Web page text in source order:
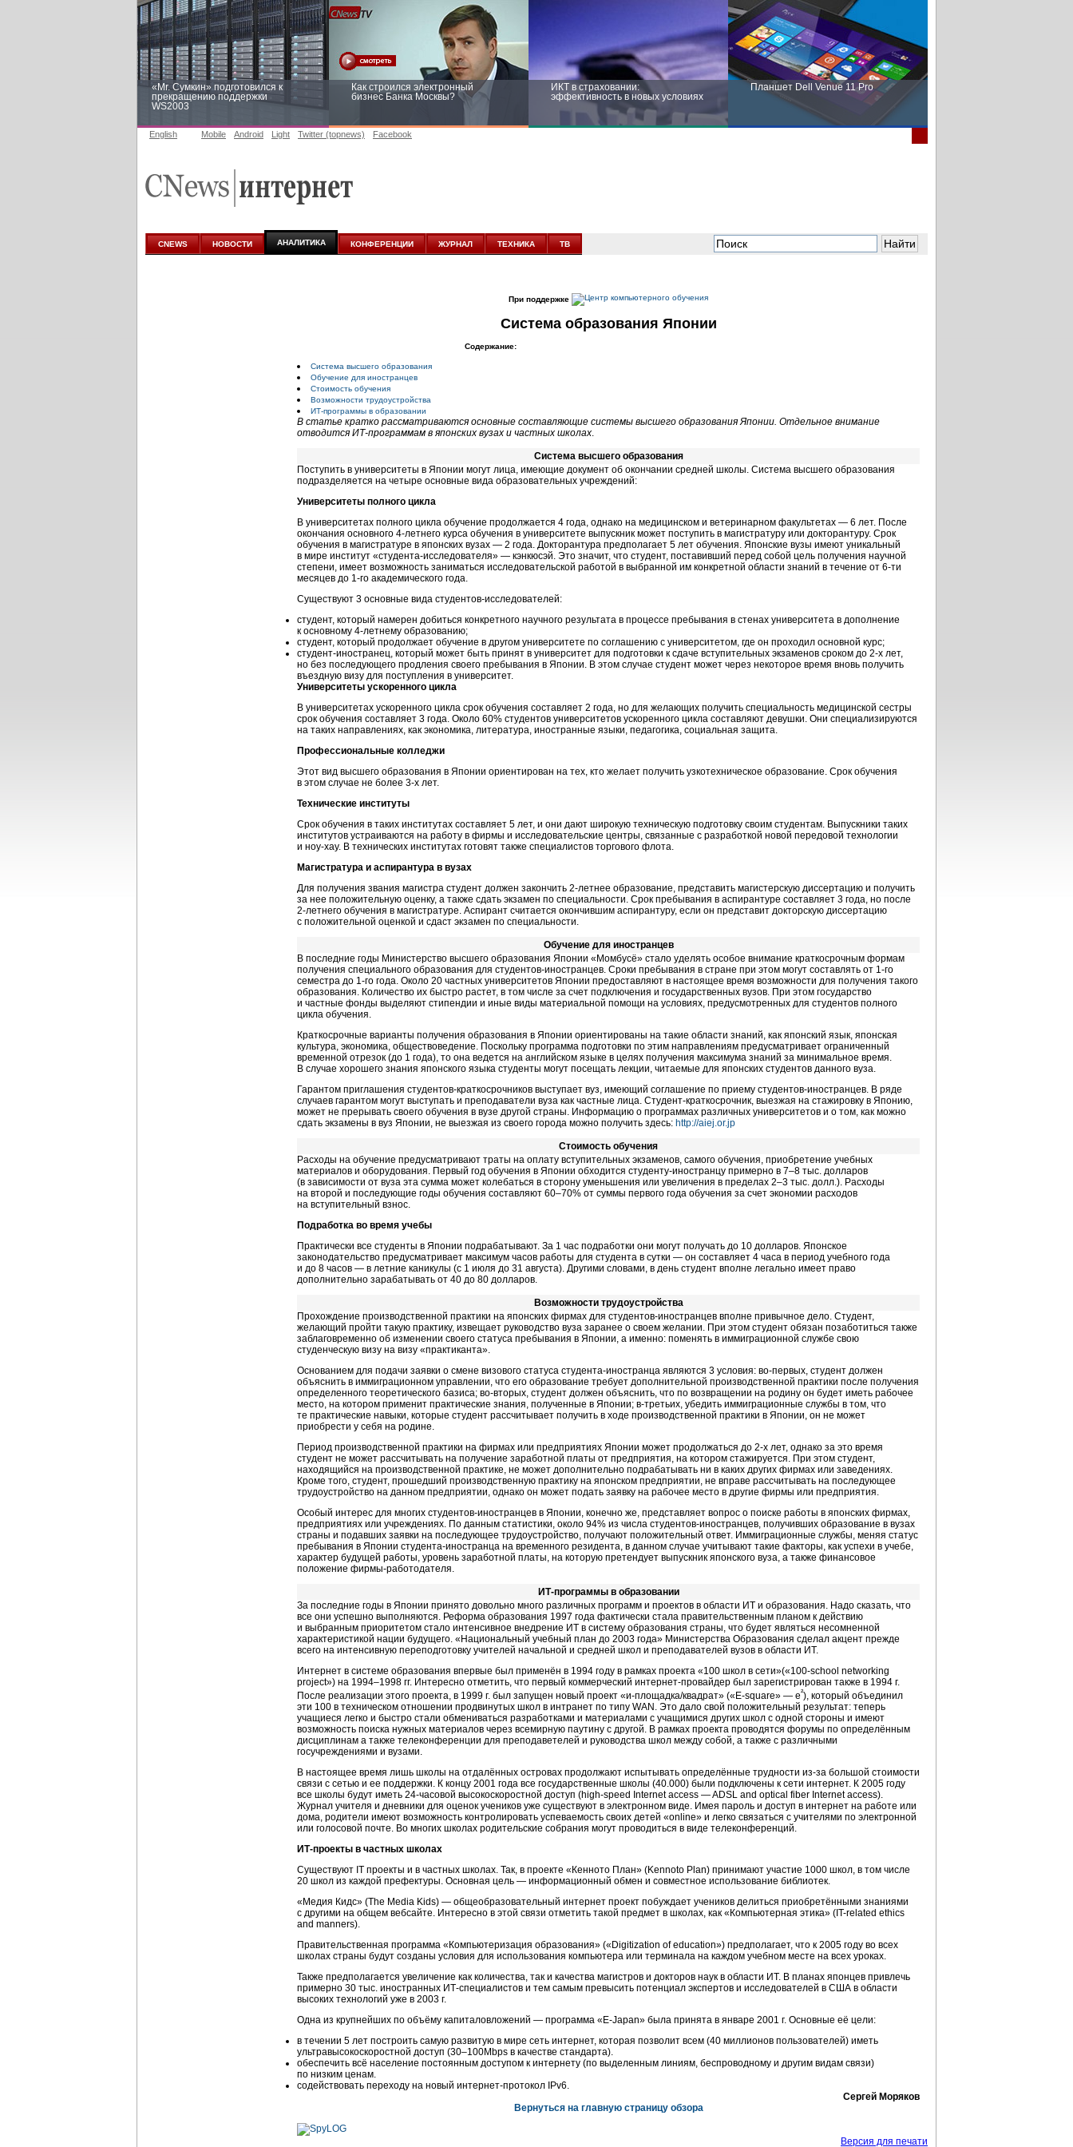
«Mr. Сумкин» подготовился к
прекращению поддержки
WS2003
Как строился электронный
бизнес Банка Москвы?
ИКТ в страховании:
эффективность в новых условиях
Планшет Dell Venue 11 Pro
аналитике
новых условиях
English Mobile Android Light Twitter (topnews) Facebook
CNEWS НОВОСТИ АНАЛИТИКА КОНФЕРЕНЦИИ ЖУРНАЛ ТЕХНИКА ТВ
При поддержке
Система образования Японии
Содержание:
Система высшего образования
Обучение для иностранцев
Стоимость обучения
Возможности трудоустройства
ИТ-программы в образовании
В статье кратко рассматриваются основные составляющие системы высшего образования Японии. Отдельное внимание
отводится ИТ-программам в японских вузах и частных школах.
Система высшего образования
Поступить в университеты в Японии могут лица, имеющие документ об окончании средней школы. Система высшего образования
подразделяется на четыре основные вида образовательных учреждений:
Университеты полного цикла
В университетах полного цикла обучение продолжается 4 года, однако на медицинском и ветеринарном факультетах — 6 лет. После
окончания основного 4-летнего курса обучения в университете выпускник может поступить в магистратуру или докторантуру. Срок
обучения в магистратуре в японских вузах — 2 года. Докторантура предполагает 5 лет обучения. Японские вузы имеют уникальный
в мире институт «студента-исследователя» — кэнкюсэй. Это значит, что студент, поставивший перед собой цель получения научной
степени, имеет возможность заниматься исследовательской работой в выбранной им конкретной области знаний в течение от 6-ти
месяцев до 1-го академического года.
Существуют 3 основные вида студентов-исследователей:
студент, который намерен добиться конкретного научного результата в процессе пребывания в стенах университета в дополнение
к основному 4-летнему образованию;
студент, который продолжает обучение в другом университете по соглашению с университетом, где он проходил основной курс;
студент-иностранец, который может быть принят в университет для подготовки к сдаче вступительных экзаменов сроком до 2-х лет,
но без последующего продления своего пребывания в Японии. В этом случае студент может через некоторое время вновь получить
въездную визу для поступления в университет.
Университеты ускоренного цикла
В университетах ускоренного цикла срок обучения составляет 2 года, но для желающих получить специальность медицинской сестры
срок обучения составляет 3 года. Около 60% студентов университетов ускоренного цикла составляют девушки. Они специализируются
на таких направлениях, как экономика, литература, иностранные языки, педагогика, социальная защита.
Профессиональные колледжи
Этот вид высшего образования в Японии ориентирован на тех, кто желает получить узкотехническое образование. Срок обучения
в этом случае не более 3-х лет.
Технические институты
Срок обучения в таких институтах составляет 5 лет, и они дают широкую техническую подготовку своим студентам. Выпускники таких
институтов устраиваются на работу в фирмы и исследовательские центры, связанные с разработкой новой передовой технологии
и ноу-хау. В технических институтах готовят также специалистов торгового флота.
Магистратура и аспирантура в вузах
Для получения звания магистра студент должен закончить 2-летнее образование, представить магистерскую диссертацию и получить
за нее положительную оценку, а также сдать экзамен по специальности. Срок пребывания в аспирантуре составляет 3 года, но после
2-летнего обучения в магистратуре. Аспирант считается окончившим аспирантуру, если он представит докторскую диссертацию
с положительной оценкой и сдаст экзамен по специальности.
Обучение для иностранцев
В последние годы Министерство высшего образования Японии «Момбусё» стало уделять особое внимание краткосрочным формам
получения специального образования для студентов-иностранцев. Сроки пребывания в стране при этом могут составлять от 1-го
семестра до 1-го года. Около 20 частных университетов Японии предоставляют в настоящее время возможности для получения такого
образования. Количество их быстро растет, в том числе за счет подключения и государственных вузов. При этом государство
и частные фонды выделяют стипендии и иные виды материальной помощи на условиях, предусмотренных для студентов полного
цикла обучения.
Краткосрочные варианты получения образования в Японии ориентированы на такие области знаний, как японский язык, японская
культура, экономика, обществоведение. Поскольку программа подготовки по этим направлениям предусматривает ограниченный
временной отрезок (до 1 года), то она ведется на английском языке в целях получения максимума знаний за минимальное время.
В случае хорошего знания японского языка студенты могут посещать лекции, читаемые для японских студентов данного вуза.
Гарантом приглашения студентов-краткосрочников выступает вуз, имеющий соглашение по приему студентов-иностранцев. В ряде
случаев гарантом могут выступать и преподаватели вуза как частные лица. Студент-краткосрочник, выезжая на стажировку в Японию,
может не прерывать своего обучения в вузе другой страны. Информацию о программах различных университетов и о том, как можно
сдать экзамены в вуз Японии, не выезжая из своего города можно получить здесь: http://aiej.or.jp
Стоимость обучения
Расходы на обучение предусматривают траты на оплату вступительных экзаменов, самого обучения, приобретение учебных
материалов и оборудования. Первый год обучения в Японии обходится студенту-иностранцу примерно в 7–8 тыс. долларов
(в зависимости от вуза эта сумма может колебаться в сторону уменьшения или увеличения в пределах 2–3 тыс. долл.). Расходы
на второй и последующие годы обучения составляют 60–70% от суммы первого года обучения за счет экономии расходов
на вступительный взнос.
Подработка во время учебы
Практически все студенты в Японии подрабатывают. За 1 час подработки они могут получать до 10 долларов. Японское
законодательство предусматривает максимум часов работы для студента в сутки — он составляет 4 часа в период учебного года
и до 8 часов — в летние каникулы (с 1 июля до 31 августа). Другими словами, в день студент вполне легально имеет право
дополнительно зарабатывать от 40 до 80 долларов.
Возможности трудоустройства
Прохождение производственной практики на японских фирмах для студентов-иностранцев вполне привычное дело. Студент,
желающий пройти такую практику, извещает руководство вуза заранее о своем желании. При этом студент обязан позаботиться также
заблаговременно об изменении своего статуса пребывания в Японии, а именно: поменять в иммиграционной службе свою
студенческую визу на визу «практиканта».
Основанием для подачи заявки о смене визового статуса студента-иностранца являются 3 условия: во-первых, студент должен
объяснить в иммиграционном управлении, что его образование требует дополнительной производственной практики после получения
определенного теоретического базиса; во-вторых, студент должен объяснить, что по возвращении на родину он будет иметь рабочее
место, на котором применит практические знания, полученные в Японии; в-третьих, убедить иммиграционные службы в том, что
те практические навыки, которые студент рассчитывает получить в ходе производственной практики в Японии, он не может
приобрести у себя на родине.
Период производственной практики на фирмах или предприятиях Японии может продолжаться до 2-х лет, однако за это время
студент не может рассчитывать на получение заработной платы от предприятия, на котором стажируется. При этом студент,
находящийся на производственной практике, не может дополнительно подрабатывать ни в каких других фирмах или заведениях.
Кроме того, студент, прошедший производственную практику на японском предприятии, не вправе рассчитывать на последующее
трудоустройство на данном предприятии, однако он может подать заявку на рабочее место в другие фирмы или предприятия.
Особый интерес для многих студентов-иностранцев в Японии, конечно же, представляет вопрос о поиске работы в японских фирмах,
предприятиях или учреждениях. По данным статистики, около 94% из числа студентов-иностранцев, получивших образование в вузах
страны и подавших заявки на последующее трудоустройство, получают положительный ответ. Иммиграционные службы, меняя статус
пребывания в Японии студента-иностранца на временного резидента, в данном случае учитывают такие факторы, как успехи в учебе,
характер будущей работы, уровень заработной платы, на которую претендует выпускник японского вуза, а также финансовое
положение фирмы-работодателя.
ИТ-программы в образовании
За последние годы в Японии принято довольно много различных программ и проектов в области ИТ и образования. Надо сказать, что
все они успешно выполняются. Реформа образования 1997 года фактически стала правительственным планом к действию
и выбранным приоритетом стало интенсивное внедрение ИТ в систему образования страны, что будет являться несомненной
характеристикой нации будущего. «Национальный учебный план до 2003 года» Министерства Образования сделал акцент прежде
всего на интенсивную переподготовку учителей начальной и средней школ и преподавателей вузов в области ИТ.
Интернет в системе образования впервые был применён в 1994 году в рамках проекта «100 школ в сети»(«100-school networking
project») на 1994–1998 гг. Интересно отметить, что первый коммерческий интернет-провайдер был зарегистрирован также в 1994 г.
После реализации этого проекта, в 1999 г. был запущен новый проект «и-площадка/квадрат» («E-square» — е²), который объединил
эти 100 в техническом отношении продвинутых школ в интранет по типу WAN. Это дало свой положительный результат: теперь
учащиеся легко и быстро стали обмениваться разработками и материалами с учащимися других школ с одной стороны и имеют
возможность поиска нужных материалов через всемирную паутину с другой. В рамках проекта проводятся форумы по определённым
дисциплинам а также телеконференции для преподаветелей и руководства школ между собой, а также с различными
госучреждениями и вузами.
В настоящее время лишь школы на отдалённых островах продолжают испытывать определённые трудности из-за большой стоимости
связи с сетью и ее поддержки. К концу 2001 года все государственные школы (40.000) были подключены к сети интернет. К 2005 году
все школы будут иметь 24-часовой выcокоскоростной доступ (high-speed Internet access — ADSL and optical fiber Internet access).
Журнал учителя и дневники для оценок учеников уже существуют в электронном виде. Имея пароль и доступ в интернет на работе или
дома, родители имеют возможность контролировать успеваемость своих детей «online» и легко связаться с учителями по электронной
или голосовой почте. Во многих школах родительские собрания могут проводиться в виде телеконференций.
ИТ-проекты в частных школах
Существуют IT проекты и в частных школах. Так, в проекте «Кенното План» (Kennoto Plan) принимают участие 1000 школ, в том числе
20 школ из каждой префектуры. Основная цель — информационный обмен и совместное использование библиотек.
«Медия Кидс» (The Media Kids) — общеобразовательный интернет проект побуждает учеников делиться приобретёнными знаниями
с другими на общем вебсайте. Интересно в этой связи отметить такой предмет в школах, как «Компьютерная этика» (IT-related ethics
and manners).
Правительственная программа «Компьютеризация образования» («Digitization of education») предполагает, что к 2005 году во всех
школах страны будут созданы условия для использования компьютера или терминала на каждом учебном месте на всех уроках.
Также предполагается увеличение как количества, так и качества магистров и докторов наук в области ИТ. В планах японцев привлечь
примерно 30 тыс. иностранных ИТ-специалистов и тем самым превысить потенциал экспертов и исследователей в США в области
высоких технологий уже в 2003 г.
Одна из крупнейших по объёму капиталовложений — программа «E-Japan» была принята в январе 2001 г. Основные её цели:
в течении 5 лет построить самую развитую в мире сеть интернет, которая позволит всем (40 миллионов пользователей) иметь
ультравысокоскоростной доступ (30–100Mbps в качестве стандарта).
обеспечить всё население постоянным доступом к интернету (по выделенным линиям, беспроводному и другим видам связи)
по низким ценам.
содействовать переходу на новый интернет-протокол IPv6.
Сергей Моряков
Вернуться на главную страницу обзора
Версия для печати